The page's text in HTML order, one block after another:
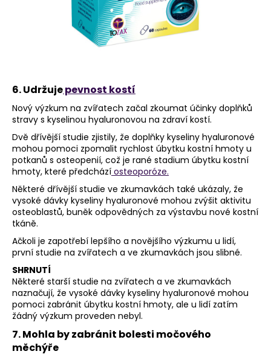
6. Udržujepevnost kostí
Nový výzkum na zvířatech začal zkoumat účinky doplňků
stravy s kyselinou hyaluronovou na zdraví kostí.
Dvě dřívější studie zjistily, že doplňky kyseliny hyaluronové
mohou pomoci zpomalit rychlost úbytku kostní hmoty u
potkanů s osteopenií, což je rané stadium úbytku kostní
hmoty, které předchází osteoporóze.
Některé dřívější studie ve zkumavkách také ukázaly, že
vysoké dávky kyseliny hyaluronové mohou zvýšit aktivitu
osteoblastů, buněk odpovědných za výstavbu nové kostní
tkáně.
Ačkoli je zapotřebí lepšího a novějšího výzkumu u lidí,
první studie na zvířatech a ve zkumavkách jsou slibné.
SHRNUTÍ
Některé starší studie na zvířatech a ve zkumavkách
naznačují, že vysoké dávky kyseliny hyaluronové mohou
pomoci zabránit úbytku kostní hmoty, ale u lidí zatím
žádný výzkum proveden nebyl.
7. Mohla by zabránit bolesti močového
měchýře